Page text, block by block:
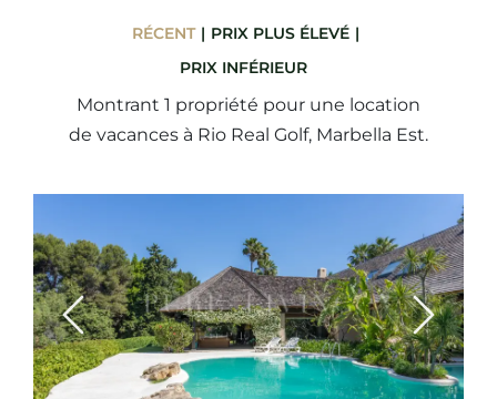
RÉCENT
PRIX ​​PLUS ÉLEVÉ
PRIX ​​INFÉRIEUR
Montrant 1 propriété pour une location
de vacances à Rio Real Golf, Marbella Est.
Previous Next